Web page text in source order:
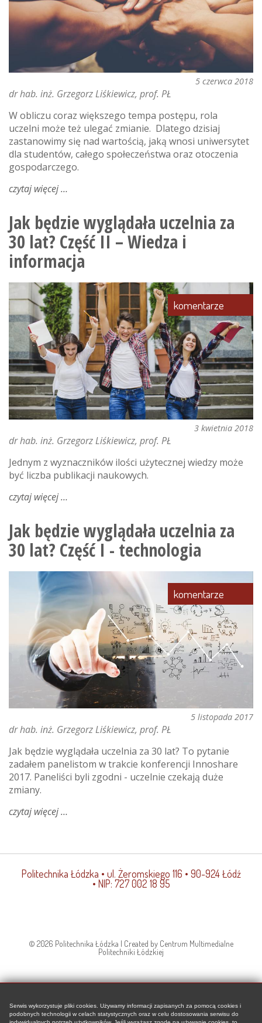
byłego
prezesa
ibm.
część
i
5 czerwca 2018
dr hab. inż. Grzegorz Liśkiewicz, prof. PŁ
W obliczu coraz większego tempa postępu, rola
uczelni może też ulegać zmianie. Dlatego dzisiaj
zastanowimy się nad wartością, jaką wnosi uniwersytet
dla studentów, całego społeczeństwa oraz otoczenia
gospodarczego.
czytaj więcejo
będzie
wyglądała
uczelnia
za 30
lat? część
ekosystem
Jak będzie wyglądała uczelnia za
30 lat? Część II – Wiedza i
informacja
komentarze
3 kwietnia 2018
dr hab. inż. Grzegorz Liśkiewicz, prof. PŁ
Jednym z wyznaczników ilości użytecznej wiedzy może
być liczba publikacji naukowych.
czytaj więcejo
będzie
wyglądała
uczelnia
30
lat?
–
wiedza
i
informacja
Jak będzie wyglądała uczelnia za
30 lat? Część I - technologia
komentarze
5 listopada 2017
dr hab. inż. Grzegorz Liśkiewicz, prof. PŁ
Jak będzie wyglądała uczelnia za 30 lat? To pytanie
zadałem panelistom w trakcie konferencji Innoshare
2017. Paneliści byli zgodni - uczelnie czekają duże
zmiany.
czytaj więcejo
wyglądała
za
-
technologia
Politechnika Łódzka • ul. Żeromskiego 116 • 90-924 Łódź
• NIP: 727 002 18 95
© 2026 Politechnika Łódzka | Created by Centrum Multimedialne
Politechniki Łódzkiej
Serwis wykorzystuje pliki cookies. Używamy informacji zapisanych za pomocą cookies i
podobnych technologii w celach statystycznych oraz w celu dostosowania serwisu do